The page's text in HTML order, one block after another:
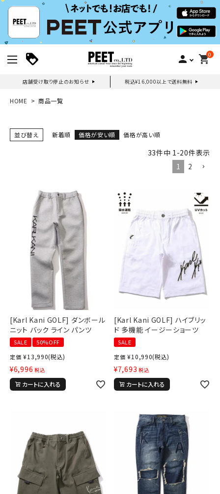
person 0
shopping_cart
店舗受け取り停止のお知らせ 税込¥16,000以上で送料無料
新規会員登録｜ログイン
ご利用ガイド
詳しい条件から探す
新作アイテム
ニュース・特集
HOME 商品一覧
並び替え 新着順 価格が安い順 価格が高い順
33件中 1 -20件表示
1
2
[Karl Kani GOLF] ダンボール
ニット バック ライン パンツ
SALE
50%OFF
定価 ¥13,990(税込)
¥6,996 税込
カートに入れる
[Karl Kani GOLF] ハイブリッ
ド 多機能 イージーショーツ
SALE
定価 ¥10,990(税込)
¥7,693 税込
カートに入れる